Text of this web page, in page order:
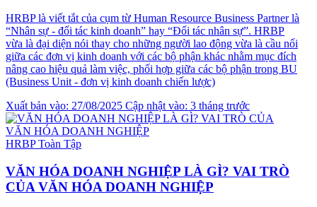
HRBP là viết tắt của cụm từ Human Resource Business Partner là
“Nhân sự - đối tác kinh doanh” hay “Đối tác nhân sự”. HRBP
vừa là đại diện nói thay cho những người lao động vừa là cầu nối
giữa các đơn vị kinh doanh với các bộ phận khác nhằm mục đích
nâng cao hiệu quả làm việc, phối hợp giữa các bộ phận trong BU
(Business Unit - đơn vị kinh doanh chiến lược)
Xuất bản vào: 27/08/2025 Cập nhật vào: 3 tháng trước
HRBP Toàn Tập
VĂN HÓA DOANH NGHIỆP LÀ GÌ? VAI TRÒ
CỦA VĂN HÓA DOANH NGHIỆP